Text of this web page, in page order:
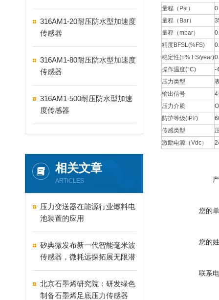
316AM1-20耐压防水型加速度
传感器
316AM1-80耐压防水型加速度
传感器
316AM1-500耐压防水型加速
度传感器
相关文章
ARTICLES
压力变送器在能源行业燃料电
池装置的应用
矽典微发布新一代智能毫米波
传感器，微耗远探拓展无限潜
能！
北京石墨烯研究院：研发绿色
制备石墨烯足底压力传感器
量程（Psi）
0
量程（Bar）
量程（mbar）
0
精度BFSL(%FS)
稳定性(±% FS/year)
操作温度(°C)
-
压力类型
输出信号
压力介质
防护等级(IP#)
传感类型
激励电源（Vdc）
您的
您的
联系